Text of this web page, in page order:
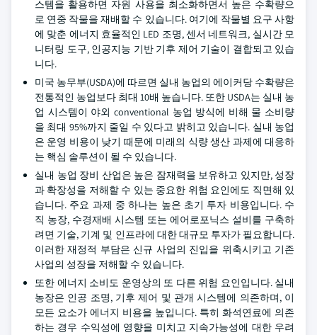
스템을 활용하면 자원 사용을 최소화하면서 높은 수확량으
로 연중 작물을 재배할 수 있습니다. 여기에 작물별 요구 사항
에 맞춘 에너지 효율적인 LED 조명, 센서 네트워크, 실시간 모
니터링 도구, 인공지능 기반 기후 제어 기술이 결합되고 있습
니다.
미국 농무부(USDA)에 따르면 실내 농업의 에이커당 수확량은
전통적인 농업보다 최대 10배 높습니다. 또한 USDA는 실내 농
업 시스템이 야외 conventional 농업 방식에 비해 물 소비량
을 최대 95%까지 줄일 수 있다고 밝히고 있습니다. 실내 농업
은 운영 비용이 낮기 때문에 미래의 식량 생산 과제에 대응하
는 핵심 솔루션이 될 수 있습니다.
실내 농업 장비 산업은 높은 잠재력을 보유하고 있지만, 성장
과 확장성을 저해할 수 있는 중요한 위험 요인에도 직면해 있
습니다. 주요 과제 중 하나는 높은 초기 투자 비용입니다. 수
직 농장, 수경재배 시스템 또는 에어로포닉스 설비를 구축하
려면 기술, 기계 및 인프라에 대한 대규모 투자가 필요합니다.
이러한 재정적 부담은 신규 사업의 진입을 위축시키고 기존
사업의 성장을 저해할 수 있습니다.
또한 에너지 소비도 운영상의 또 다른 위험 요인입니다. 실내
농장은 인공 조명, 기후 제어 및 관개 시스템에 의존하며, 이
모든 요소가 에너지 비용을 높입니다. 특히 화석연료에 의존
하는 경우 수익성에 영향을 미치고 지속가능성에 대한 우려